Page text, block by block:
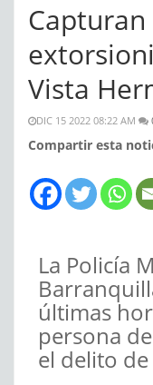
Vista
DIC 15 2022 08:22 AM
Compartir esta
La Policía
últimas
persona
el delito